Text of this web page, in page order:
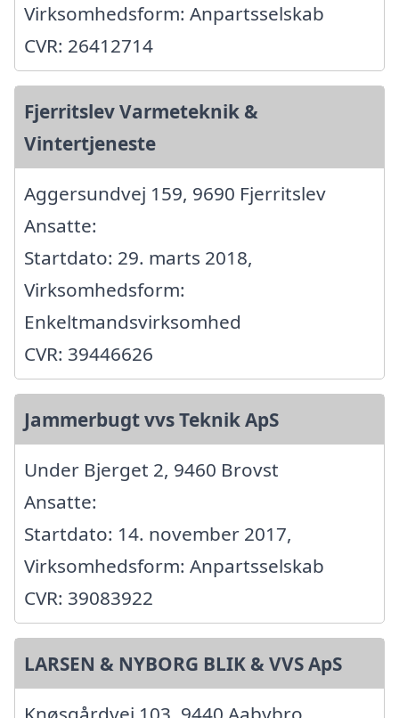
Virksomhedsform: Anpartsselskab
CVR: 26412714
Fjerritslev Varmeteknik &
Vintertjeneste
Aggersundvej 159, 9690 Fjerritslev
Ansatte:
Startdato: 29. marts 2018,
Virksomhedsform:
Enkeltmandsvirksomhed
CVR: 39446626
Jammerbugt vvs Teknik ApS
Under Bjerget 2, 9460 Brovst
Ansatte:
Startdato: 14. november 2017,
Virksomhedsform: Anpartsselskab
CVR: 39083922
LARSEN & NYBORG BLIK & VVS ApS